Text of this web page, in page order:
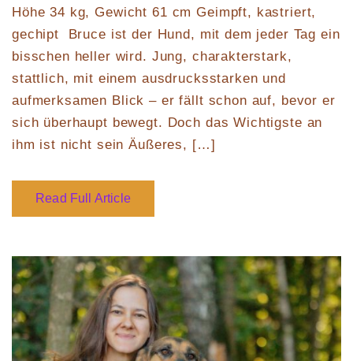
Höhe 34 kg, Gewicht 61 cm Geimpft, kastriert,
gechipt Bruce ist der Hund, mit dem jeder Tag ein
bisschen heller wird. Jung, charakterstark,
stattlich, mit einem ausdrucksstarken und
aufmerksamen Blick – er fällt schon auf, bevor er
sich überhaupt bewegt. Doch das Wichtigste an
ihm ist nicht sein Äußeres, […]
Read Full Article